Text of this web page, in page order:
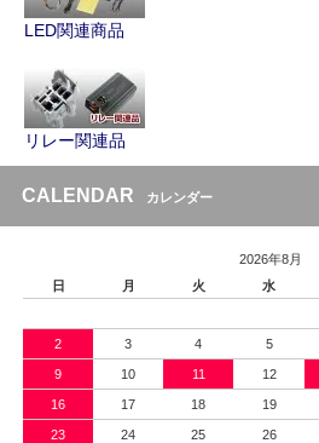
LED関連商品
リレー関連品
CALENDAR カレンダー
2026年8月
日
月 火 水
2 3 4 5
9 10 11 12
16 17 18 19
23 24 25 26